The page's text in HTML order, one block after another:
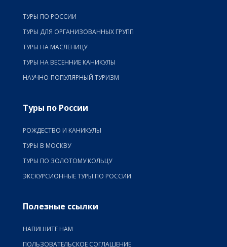
ТУРЫ ПО РОССИИ
ТУРЫ ДЛЯ ОРГАНИЗОВАННЫХ ГРУПП
ТУРЫ НА МАСЛЕНИЦУ
ТУРЫ НА ВЕСЕННИЕ КАНИКУЛЫ
НАУЧНО-ПОПУЛЯРНЫЙ ТУРИЗМ
Туры по России
РОЖДЕСТВО И КАНИКУЛЫ
ТУРЫ В МОСКВУ
ТУРЫ ПО ЗОЛОТОМУ КОЛЬЦУ
ЭКСКУРСИОННЫЕ ТУРЫ ПО РОССИИ
Полезные ссылки
НАПИШИТЕ НАМ
ПОЛЬЗОВАТЕЛЬСКОЕ СОГЛАШЕНИЕ